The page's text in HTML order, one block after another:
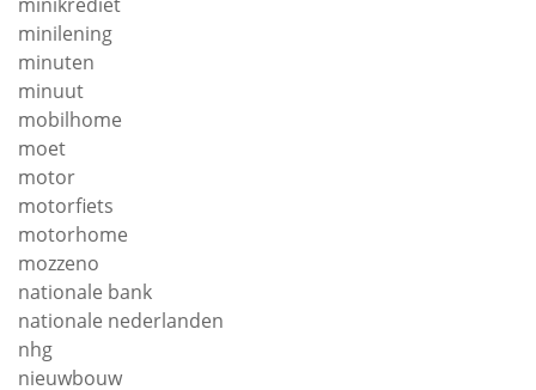
minilening
minuten
minuut
mobilhome
moet
motor
motorfiets
motorhome
mozzeno
nationale bank
nationale nederlanden
nhg
nieuwbouw